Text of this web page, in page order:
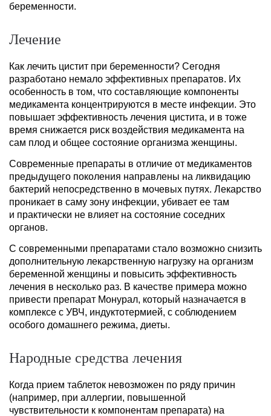
беременности.
Лечение
Как лечить цистит при беременности? Сегодня
разработано немало эффективных препаратов. Их
особенность в том, что составляющие компоненты
медикамента концентрируются в месте инфекции. Это
повышает эффективность лечения цистита, и в тоже
время снижается риск воздействия медикамента на
сам плод и общее состояние организма женщины.
Современные препараты в отличие от медикаментов
предыдущего поколения направлены на ликвидацию
бактерий непосредственно в мочевых путях. Лекарство
проникает в саму зону инфекции, убивает ее там
и практически не влияет на состояние соседних
органов.
С современными препаратами стало возможно снизить
дополнительную лекарственную нагрузку на организм
беременной женщины и повысить эффективность
лечения в несколько раз. В качестве примера можно
привести препарат Монурал, который назначается в
комплексе с УВЧ, индуктотермией, с соблюдением
особого домашнего режима, диеты.
Народные средства лечения
Когда прием таблеток невозможен по ряду причин
(например, при аллергии, повышенной
чувствительности к компонентам препарата) на